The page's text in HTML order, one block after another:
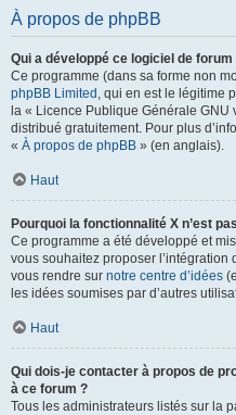
À propos de phpBB
Qui a développé ce logiciel de
Ce programme (dans sa forme non
phpBB Limited , qui en est le légitime
la « Licence Publique Générale GNU
distribué gratuitement. Pour plus
« À propos de phpBB » (en anglais).
Haut
Pourquoi la fonctionnalité X n’est
Ce programme a été développé et
vous souhaitez proposer
vous rendre sur notre centre d’idées
les idées soumises par d’autres
Haut
Qui dois-je contacter à propos de
à ce forum ?
Tous les administrateurs listés sur la